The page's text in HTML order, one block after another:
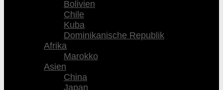
Bolivien
Chile
Kuba
Dominikanische Republik
Afrika
Marokko
Asien
China
Japan